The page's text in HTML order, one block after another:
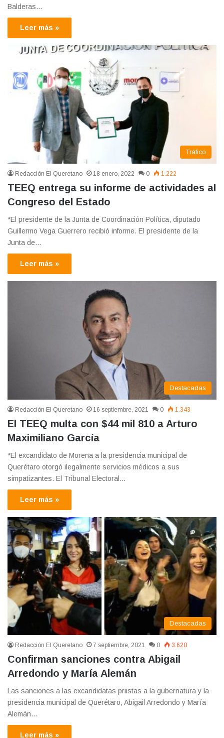
Balderas…
Leer más »
Tráfico
Redacción El Queretano 18 enero, 2022 0 1.222
TEEQ entrega su informe de actividades al
Congreso del Estado
*El presidente de la Junta de Coordinación Política, diputado
Guillermo Vega Guerrero recibió informe. El presidente de la
Junta de…
Leer más »
Destacadas
Redacción El Queretano 16 septiembre, 2021 0 1.343
El TEEQ multa con $44 mil 810 a Arturo
Maximiliano García
*El excandidato de Morena a la presidencia municipal de
Querétaro otorgó ilegalmente servicios médicos a sus
simpatizantes. El Tribunal Electoral…
Leer más »
Destacadas
Redacción El Queretano 7 septiembre, 2021 0 3.620
Confirman sanciones contra Abigail
Arredondo y María Alemán
Las sanciones a las excandidatas priistas a la gubernatura y la
presidencia municipal de Querétaro, Abigail Arredondo y María
Alemán…
Leer más »